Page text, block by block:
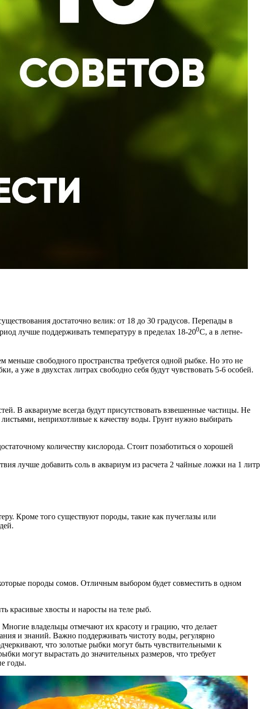
достаточно велик: от 18 до 30 градусов. Перепады в
лучше поддерживать температуру в пределах 18-200С, а в летне-
свободного пространства требуется одной рыбке. Но это не
уже в двухстах литрах свободно себя будут чувствовать 5-6 особей.
В аквариуме всегда будут присутствовать взвешенные частицы. Не
неприхотливые к качеству воды. Грунт нужно выбирать
количеству кислорода. Стоит позаботиться о хорошей
лучше добавить соль в аквариум из расчета 2 чайные ложки на 1 литр
Кроме того существуют породы, такие как пучеглазы или
породы сомов. Отличным выбором будет совместить в одном
красивые хвосты и наросты на теле рыб.
владельцы отмечают их красоту и грацию, что делает
и знаний. Важно поддерживать чистоту воды, регулярно
что золотые рыбки могут быть чувствительными к
могут вырастать до значительных размеров, что требует
годы.